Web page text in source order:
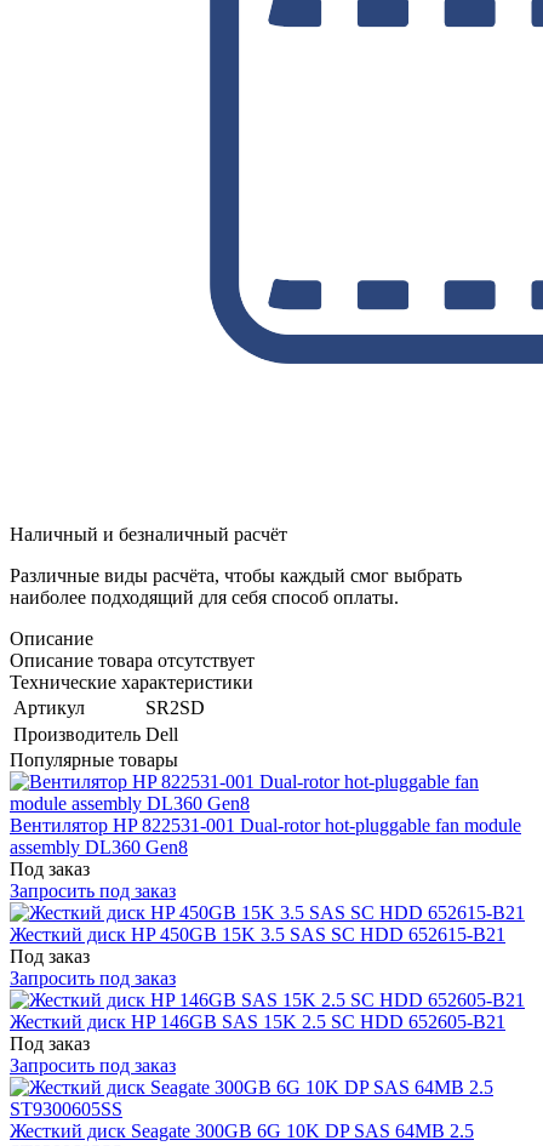
Наличный и безналичный расчёт
Различные виды расчёта, чтобы каждый смог выбрать
наиболее подходящий для себя способ оплаты.
Описание
Описание товара отсутствует
Технические характеристики
Артикул
SR2SD
Производитель Dell
Популярные товары
Вентилятор HP 822531-001 Dual-rotor hot-pluggable fan module
assembly DL360 Gen8
Под заказ
Запросить под заказ
Жесткий диск HP 450GB 15K 3.5 SAS SC HDD 652615-B21
Под заказ
Запросить под заказ
Жесткий диск HP 146GB SAS 15K 2.5 SC HDD 652605-B21
Под заказ
Запросить под заказ
Жесткий диск Seagate 300GB 6G 10K DP SAS 64MB 2.5